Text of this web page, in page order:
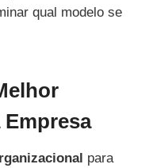
qual modelo se
para